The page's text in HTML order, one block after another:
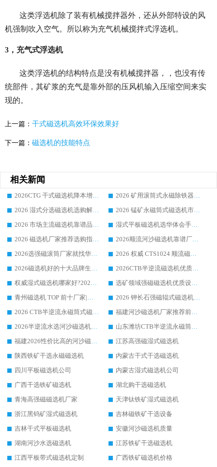
这类浮选机除了装有机械搅拌器外，还从外部特设的风
机强制吹入空气。所以称为充气机械搅拌式浮选机。
3，充气式浮选机
这类浮选机的结构特点是没有机械搅拌器，，也没有传
统部件，其矿浆的充气是靠外部的压风机输入压缩空间来实
现的。
上一篇： 干式磁选机高效环保效果好
下一篇： 磁选机的技能特点
相关新闻
2026CTG 干式磁选机降本增效选购指南 选矿行业口碑稳定专业生产强者盘点
2026 矿用滚筒式永磁除铁器厂家榜单 行业实力派源头厂商选购干货指南
2026 湿式分选磁选机选购解析，华体会手机网页版-华体会(中国) 设备综合实力详解
2026 锰矿永磁筒式磁选机市场主流客户推荐生产厂家口碑精选
2026 市场主流磁选机靠谱品牌推荐 案例厂家华体会手机网页版-华体会(中国) 大众倾心之选
湿式平板磁选机选华体会手机网页版-华体会(中国) _2026靠谱厂家收获各地客户良好评价
2026 磁选机厂家推荐选购指南，实地走访参考华体会手机网页版-华体会(中国) 合作口碑表现
2026顺流河沙磁选机靠谱厂家推荐 华体会手机网页版-华体会(中国) 实力口碑精选
2026选强磁滚筒厂家就找华体会手机网页版-华体会(中国) _口碑过硬用料扎实_性价比优势突出
2026 权威 CTS1024 顺流磁选机精选生产厂家优质设备推荐
2026磁选机好的十大品牌生产厂家排名|华体会手机网页版-华体会(中国) 凭实力入磅
2026CTB半逆流磁选机优质厂家推荐：华体会手机网页版-华体会(中国) ，行业标杆生产厂家
权威湿式磁选机哪家好?2026 实测榜单出炉，潍坊华体会手机网页版-华体会(中国) 大厂实力领跑
选矿领域强磁磁选机优质设备推荐榜 TOP1：潍坊华体会手机网页版-华体会(中国) 凭实力出圈
青州磁选机 TOP 前十厂家|靠谱品牌怎么选?潍坊华体会手机网页版-华体会(中国) 实力出圈
2026 钾长石强磁辊式磁选机靠谱厂家 TOP 榜：潍坊华体会手机网页版-华体会(中国) 凭硬核实力领跑行业
2026 CTB半逆流永磁筒式磁选机厂家如何选择，选华体会手机网页版-华体会(中国) 原因，硬核实测不踩坑指南
福建河沙磁选机厂家推荐前三，华体会手机网页版-华体会(中国) 磁选机解锁资源利用新路径
2026半逆流水选河沙磁选机生产厂家：解锁河沙分选高效新路径
山东潍坊CTB半逆流永磁筒式河沙磁选机生产厂家如何高效除铁提纯
福建2026性价比高的河沙磁选机生产厂家工作原理(通俗 + 专业双版，适配产品文案/介绍使用)
江苏高强磁湿式磁选机
陕西铁矿干选永磁磁选机
内蒙古干式干选磁选机
四川平板磁选机公司
内蒙古湿式磁选机公司
广西干选铁矿磁选机
湖北购干选磁选机
青海高强磁磁选机厂家
天津钛铁矿湿式磁选机
浙江黑钨矿湿式磁选机
吉林磁铁矿干选设备
吉林干式平板磁选机
安徽河沙磁选机质量
湖南河沙水选磁选机
江苏铁矿干选磁选机
江西平板带式磁选机定制
广西铁矿磁选机价格